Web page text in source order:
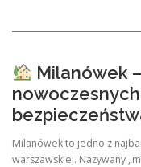
Milanówek
Milanówek to jedno z
warszawskiej. Nazywany